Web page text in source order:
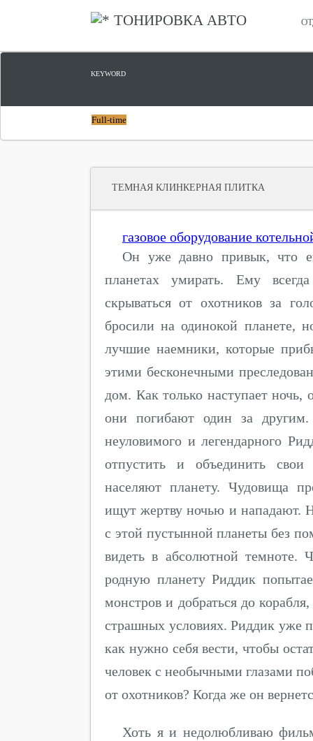
ТОНИРОВКА АВТО
KEYWORD
Full-time
ТЕМНАЯ КЛИНКЕРНАЯ ПЛИТКА
газовое оборудование
Он уже давно привык, что
планетах умирать. Ему
скрываться от охотников за
бросили на одинокой планете,
лучшие наемники, которые
этими бесконечными
дом. Как только наступает ночь,
они погибают один за
неуловимого и легендарного
отпустить и объединить
населяют планету. Чудовища
ищут жертву ночью и нападают.
с этой пустынной планеты без
видеть в абсолютной темноте.
родную планету Риддик
монстров и добраться до
страшных условиях. Риддик уже
как нужно себя вести, чтобы
человек с необычными глазами
от охотников? Когда же он
Хоть я и недолюбливаю